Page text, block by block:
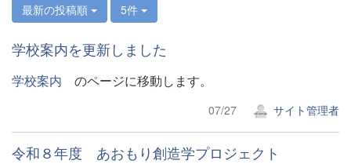
最新の投稿順 5件
学校案内を更新しました
学校案内 のページに移動します。
07/27 サイト管理者
令和８年度 あおもり創造学プロジェクト